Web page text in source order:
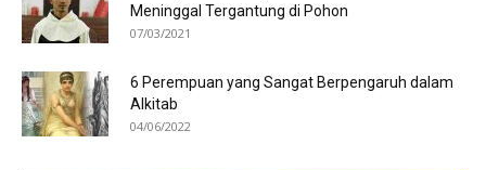
Meninggal Tergantung di Pohon
07/03/2021
6 Perempuan yang Sangat Berpengaruh dalam
Alkitab
04/06/2022